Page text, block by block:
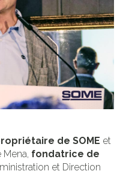
de SOME et
Mena, fondatrice de
et Direction